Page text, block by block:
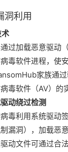
洞利用
过加载恶意驱动
毒软件进程，使
家族通
毒软件（AV）的
动绕过检测
毒利用系统驱动
漏洞），加载恶
动文件可通过合